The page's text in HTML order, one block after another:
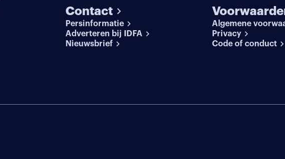
Contact
Persinformatie
Adverteren bij IDFA
Nieuwsbrief
Algemene
Privacy
Code of conduct